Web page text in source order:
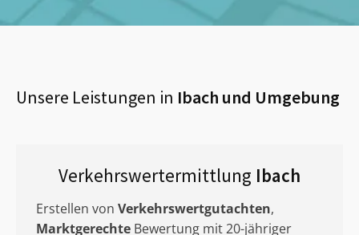
Unsere Leistungen in Ibach und Umgebung
Verkehrswertermittlung Ibach
Erstellen von Verkehrswertgutachten,
Marktgerechte Bewertung mit 20-jähriger